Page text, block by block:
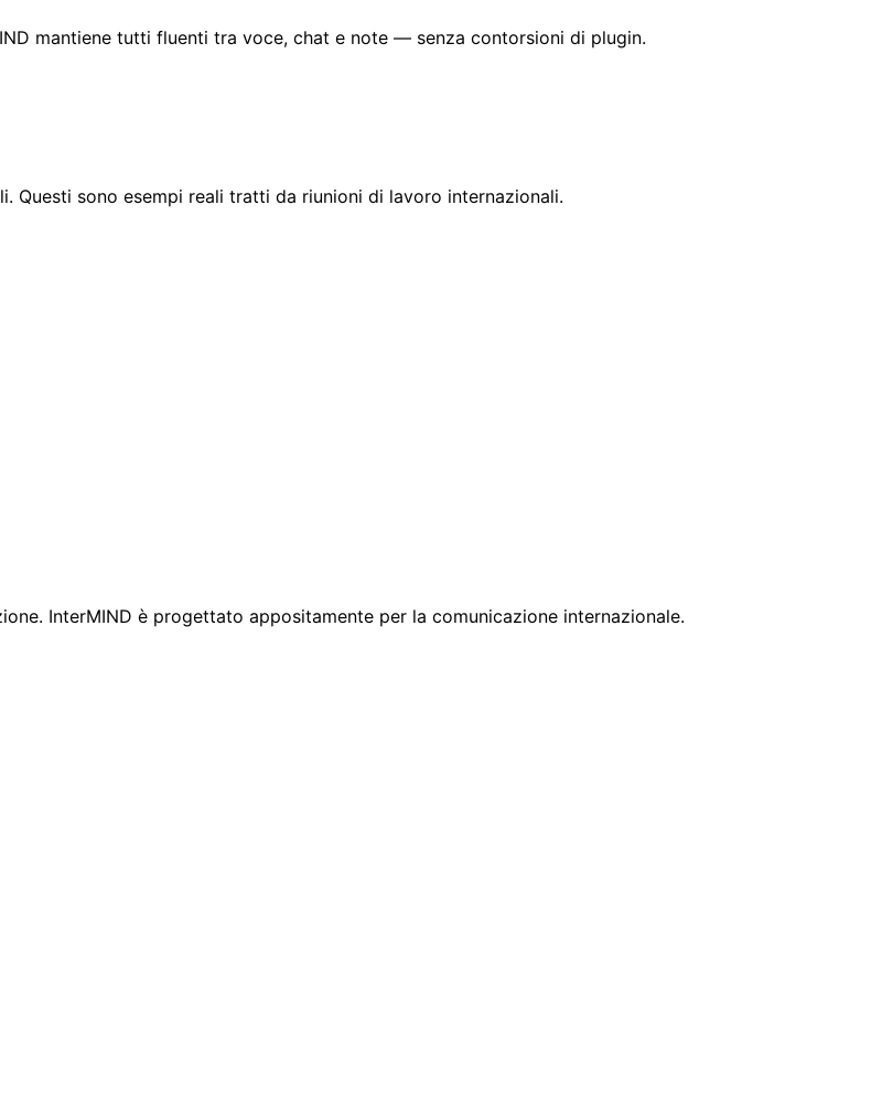
mantiene tutti fluenti tra voce, chat e note — senza contorsioni di plugin.
Questi sono esempi reali tratti da riunioni di lavoro internazionali.
InterMIND è progettato appositamente per la comunicazione internazionale.